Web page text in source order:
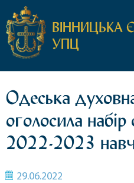
ВІННИЦЬКА
УПЦ
Одеська
оголосила набір
2022-2023
29.06.2022